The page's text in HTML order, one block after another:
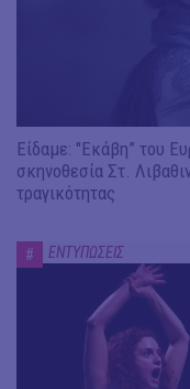
Είδαμε: "Εκάβη” του
σκηνοθεσία Στ.
τραγικότητας
# ΕΝΤΥΠΩΣΕΙΣ